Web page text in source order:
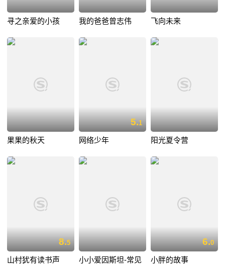
寻之亲爱的小孩 我的爸爸曾志伟 飞向未来
果果的秋天
5.1
网络少年 阳光夏令营
8.5
山村犹有读书声
小小爱因斯坦-常见
6.0
小胖的故事